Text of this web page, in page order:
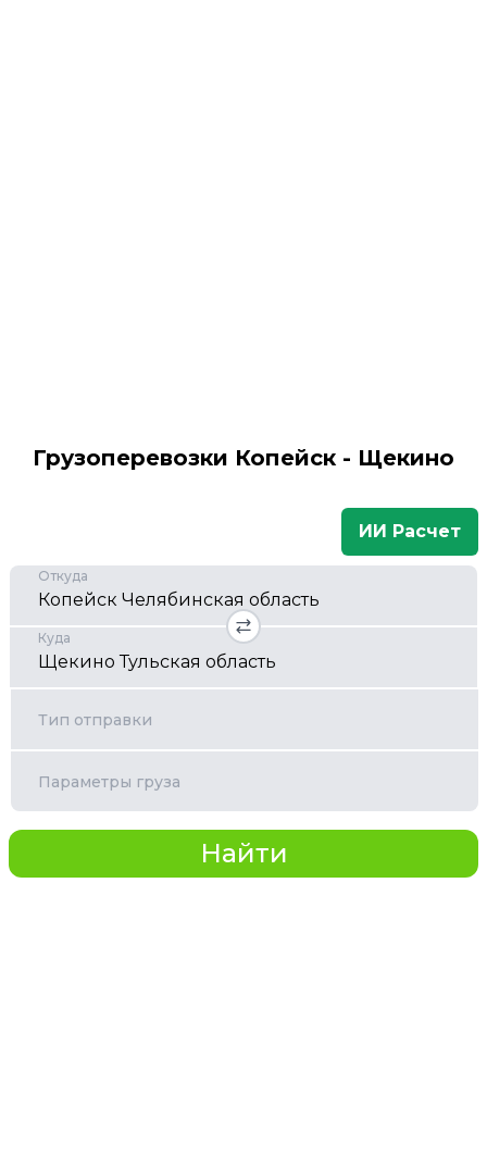
Грузоперевозки Копейск - Щекино
ИИ Расчет
Откуда
Куда
Тип отправки
Параметры груза
Найти